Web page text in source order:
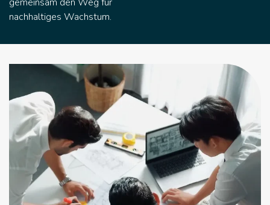
gemeinsam den Weg für
nachhaltiges Wachstum.